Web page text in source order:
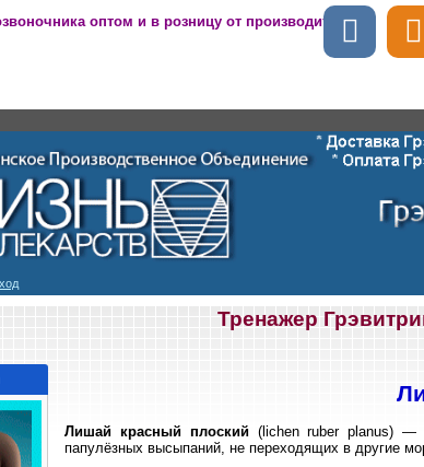
оптом и в розницу от производителя
Тренажер
Лишай красный плоский(lichen ruber planus) —
папулёзных высыпаний, не переходящих в другие